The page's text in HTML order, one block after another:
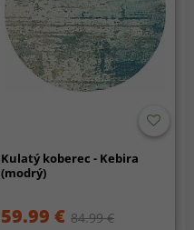
Kulatý koberec - Kebira
(modrý)
59.99 € 84.99 €